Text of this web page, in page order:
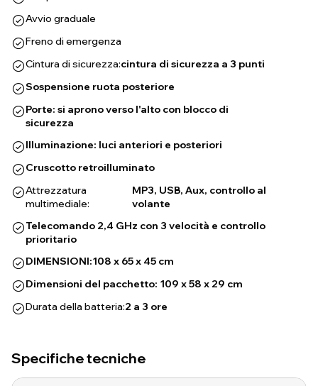
Avvio graduale
Freno di emergenza
Cintura di sicurezza:cintura di sicurezza a 3 punti
Sospensione ruota posteriore
Porte: si aprono verso l'alto con blocco di
sicurezza
Illuminazione: luci anteriori e posteriori
Cruscotto retroilluminato
Attrezzatura
multimediale:
MP3, USB, Aux, controllo al
volante
Telecomando 2,4 GHz con 3 velocità e controllo
prioritario
DIMENSIONI:108 x 65 x 45 cm
Dimensioni del pacchetto: 109 x 58 x 29 cm
Durata della batteria:2 a 3 ore
Specifiche tecniche